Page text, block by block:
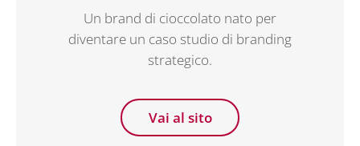
Un brand di cioccolato nato per
diventare un caso studio di branding
strategico.
Vai al sito